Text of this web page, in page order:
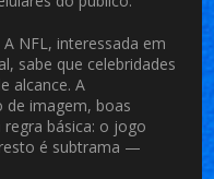
NFL, interessada em
sabe que celebridades
alcance. A
de imagem, boas
básica: o jogo
é subtrama —